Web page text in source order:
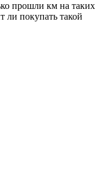
прошли км на таких
ли покупать такой